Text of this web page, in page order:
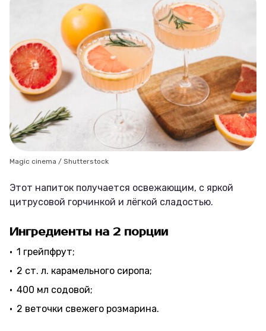
Magic cinema / Shutterstock
Этот напиток получается освежающим, с яркой
цитрусовой горчинкой и лёгкой сладостью.
Ингредиенты на 2 порции
1 грейпфрут;
2 ст. л. карамельного сиропа;
400 мл содовой;
2 веточки свежего розмарина.